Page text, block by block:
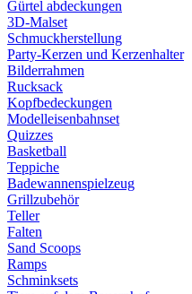
Gürtel abdeckungen
3D-Malset
Schmuckherstellung
Party-Kerzen und Kerzenhalter
Bilderrahmen
Rucksack
Kopfbedeckungen
Modelleisenbahnset
Quizzes
Basketball
Teppiche
Badewannenspielzeug
Grillzubehör
Teller
Falten
Sand Scoops
Ramps
Schminksets